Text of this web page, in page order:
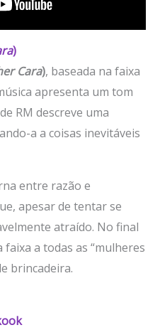
)
Cara), baseada na faixa
apresenta um tom
RM descreve uma
a a coisas inevitáveis
entre razão e
apesar de tentar se
atraído. No final
a todas as “mulheres
brincadeira.